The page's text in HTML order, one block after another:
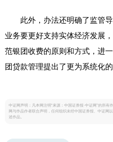
此外，办法还明确了监管导
业务要更好支持实体经济发展
范银团收费的原则和方式，进
团贷款管理提出了更为系统化的
中证网声明：凡本网注明“来源：中国证券报·中证网”的所有
网与作品作者联合声明，任何组织未经中国证券报、中证网
述作品。